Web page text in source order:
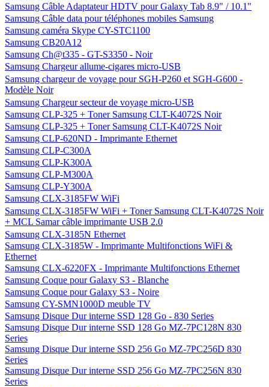
Samsung Câble Adaptateur HDTV pour Galaxy Tab 8.9" / 10.1"
Samsung Câble data pour téléphones mobiles Samsung
Samsung caméra Skype CY-STC1100
Samsung CB20A12
Samsung Ch@t335 - GT-S3350 - Noir
Samsung Chargeur allume-cigares micro-USB
Samsung chargeur de voyage pour SGH-P260 et SGH-G600 -
Modèle Noir
Samsung Chargeur secteur de voyage micro-USB
Samsung CLP-325 + Toner Samsung CLT-K4072S Noir
Samsung CLP-325 + Toner Samsung CLT-K4072S Noir
Samsung CLP-620ND - Imprimante Ethernet
Samsung CLP-C300A
Samsung CLP-K300A
Samsung CLP-M300A
Samsung CLP-Y300A
Samsung CLX-3185FW WiFi
Samsung CLX-3185FW WiFi + Toner Samsung CLT-K4072S Noir
+ MCL Samar câble imprimante USB 2.0
Samsung CLX-3185N Ethernet
Samsung CLX-3185W - Imprimante Multifonctions WiFi &
Ethernet
Samsung CLX-6220FX - Imprimante Multifonctions Ethernet
Samsung Coque pour Galaxy S3 - Blanche
Samsung Coque pour Galaxy S3 - Noire
Samsung CY-SMN1000D meuble TV
Samsung Disque Dur interne SSD 128 Go - 830 Series
Samsung Disque Dur interne SSD 128 Go MZ-7PC128N 830
Series
Samsung Disque Dur interne SSD 256 Go MZ-7PC256D 830
Series
Samsung Disque Dur interne SSD 256 Go MZ-7PC256N 830
Series